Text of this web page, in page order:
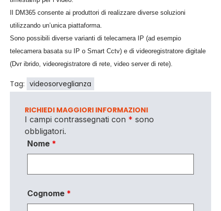
Il DM365 consente ai produttori di realizzare diverse soluzioni
utilizzando un’unica piattaforma.
Sono possibili diverse varianti di telecamera IP (ad esempio
telecamera basata su IP o Smart Cctv) e di videoregistratore digitale
(Dvr ibrido, videoregistratore di rete, video server di rete).
Tag: videosorveglianza
RICHIEDI MAGGIORI INFORMAZIONI
I campi contrassegnati con * sono
obbligatori.
Nome *
Cognome *